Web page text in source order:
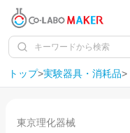
トップ>実験器具・消耗品>
東京理化器械